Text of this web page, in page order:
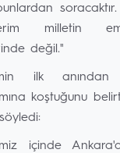
milletin
değil."
ilk anından
koştuğunu
içinde